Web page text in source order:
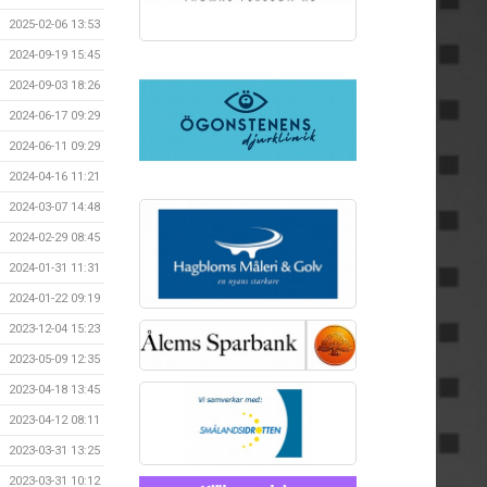
2025-02-06 13:53
2024-09-19 15:45
2024-09-03 18:26
2024-06-17 09:29
2024-06-11 09:29
2024-04-16 11:21
2024-03-07 14:48
2024-02-29 08:45
2024-01-31 11:31
2024-01-22 09:19
2023-12-04 15:23
2023-05-09 12:35
2023-04-18 13:45
2023-04-12 08:11
2023-03-31 13:25
2023-03-31 10:12